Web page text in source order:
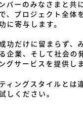
バーのみなさまと共
、プロジェクト全体
に寄与します。
功だけに留まらず、
企業、そして社会の
グサービスを提供しま
ィングスタイルとは
しください。